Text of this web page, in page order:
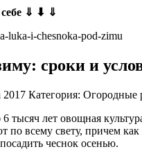
себе ⇓ ⬇ ⇓
luka-i-chesnoka-pod-zimu
сроки и
Категория: Огородные
тысяч лет овощная
по всему свету, причем
чеснок осенью.